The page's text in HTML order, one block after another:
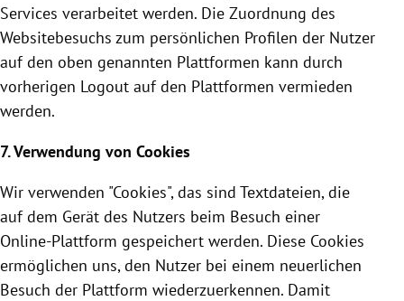
Services verarbeitet werden. Die Zuordnung des
Websitebesuchs zum persönlichen Profilen der Nutzer
auf den oben genannten Plattformen kann durch
vorherigen Logout auf den Plattformen vermieden
werden.
7. Verwendung von Cookies
Wir verwenden "Cookies", das sind Textdateien, die
auf dem Gerät des Nutzers beim Besuch einer
Online-Plattform gespeichert werden. Diese Cookies
ermöglichen uns, den Nutzer bei einem neuerlichen
Besuch der Plattform wiederzuerkennen. Damit